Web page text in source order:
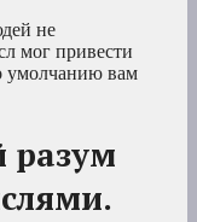
не
мог привести
умолчанию вам
разум